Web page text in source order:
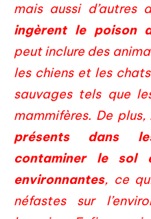
mais aussi d’autres
ingèrent le poison
peut inclure des
les chiens et les
sauvages tels que
mammifères. De plus,
présents dans
contaminer le sol
environnantes, ce
néfastes sur